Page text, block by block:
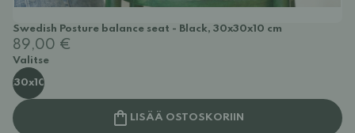
Swedish Posture balance seat - Black, 30x30x10 cm
89,00 €
Valitse
cm
LISÄÄ OSTOSKORIIN